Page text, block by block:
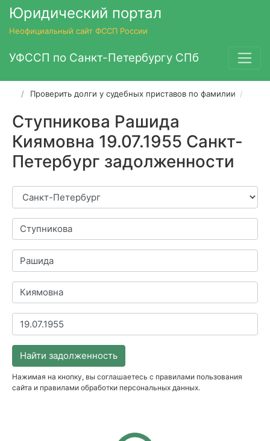
Юридический портал
Неофициальный сайт ФССП России
УФССП по Санкт-Петербургу СПб
Проверить долги у судебных приставов по фамилии
Ступникова Рашида
Киямовна 19.07.1955 Санкт-
Петербург задолженности
Найти задолженность
Нажимая на кнопку, вы соглашаетесь с правилами пользования
сайта и правилами обработки персональных данных.